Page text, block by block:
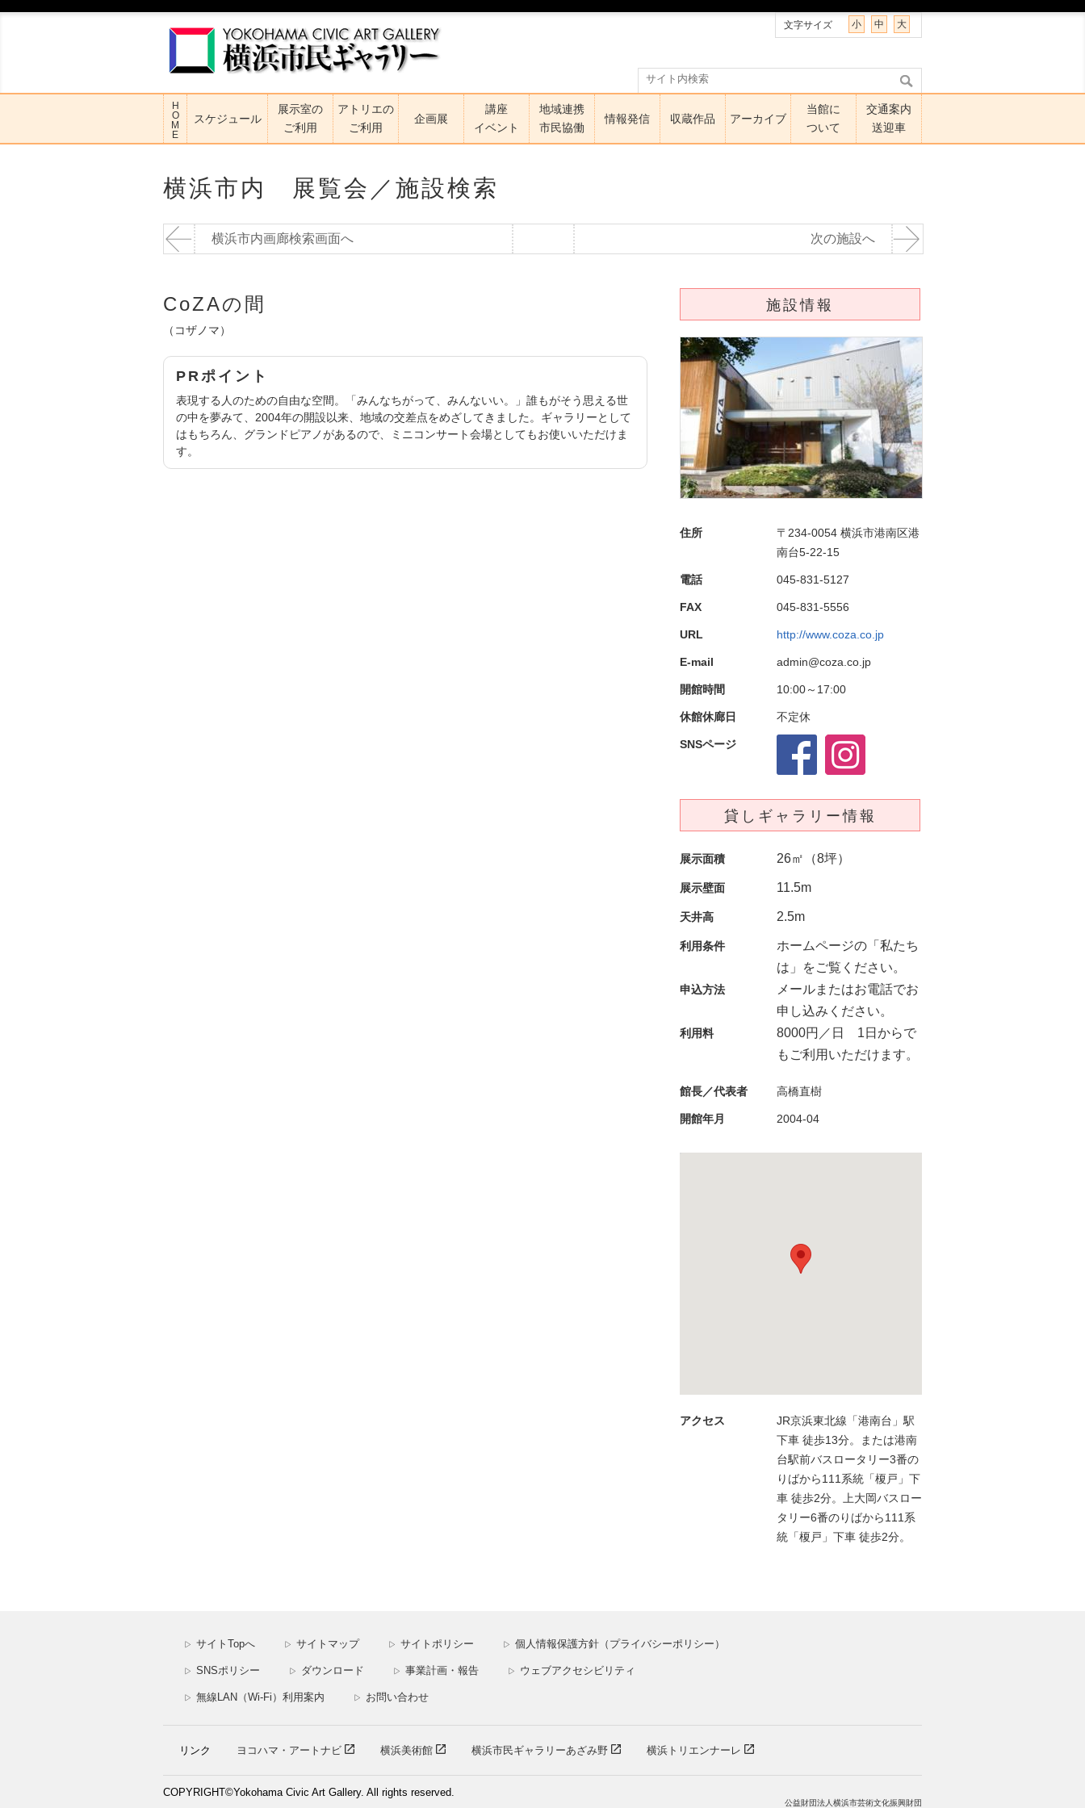
文字サイズ 小 中 大
H
O
M
E
スケジュール
展示室の
ご利用
アトリエの
ご利用
企画展
講座
イベント
地域連携
市民協働
情報発信 収蔵作品 アーカイブ
当館に
ついて
交通案内
送迎車
横浜市内 展覧会／施設検索
横浜市内画廊検索画面へ 次の施設へ
CoZAの間
（コザノマ）
PRポイント
表現する人のための自由な空間。「みんなちがって、みんないい。」誰もがそう思える世
の中を夢みて、2004年の開設以来、地域の交差点をめざしてきました。ギャラリーとして
はもちろん、グランドピアノがあるので、ミニコンサート会場としてもお使いいただけま
す。
施設情報
住所 〒234-0054 横浜市港南区港
南台5-22-15
電話 045-831-5127
FAX 045-831-5556
URL http://www.coza.co.jp
E-mail admin@coza.co.jp
開館時間 10:00～17:00
休館休廊日 不定休
SNSページ
貸しギャラリー情報
展示面積 26㎡（8坪）
展示壁面 11.5m
天井高 2.5m
利用条件
ホームページの「私たち
は」をご覧ください。
申込方法
メールまたはお電話でお
申し込みください。
利用料
8000円／日 1日からで
もご利用いただけます。
館長／代表者 高橋直樹
開館年月 2004-04
アクセス
JR京浜東北線「港南台」駅
下車 徒歩13分。または港南
台駅前バスロータリー3番の
りばから111系統「榎戸」下
車 徒歩2分。上大岡バスロー
タリー6番のりばから111系
統「榎戸」下車 徒歩2分。
▷ サイトTopへ ▷ サイトマップ ▷ サイトポリシー ▷ 個人情報保護方針（プライバシーポリシー）
▷ SNSポリシー ▷ ダウンロード ▷ 事業計画・報告 ▷ ウェブアクセシビリティ
▷ 無線LAN（Wi-Fi）利用案内 ▷ お問い合わせ
リンク ヨコハマ・アートナビ 横浜美術館 横浜市民ギャラリーあざみ野 横浜トリエンナーレ
COPYRIGHT©Yokohama Civic Art Gallery. All rights reserved.
公益財団法人横浜市芸術文化振興財団